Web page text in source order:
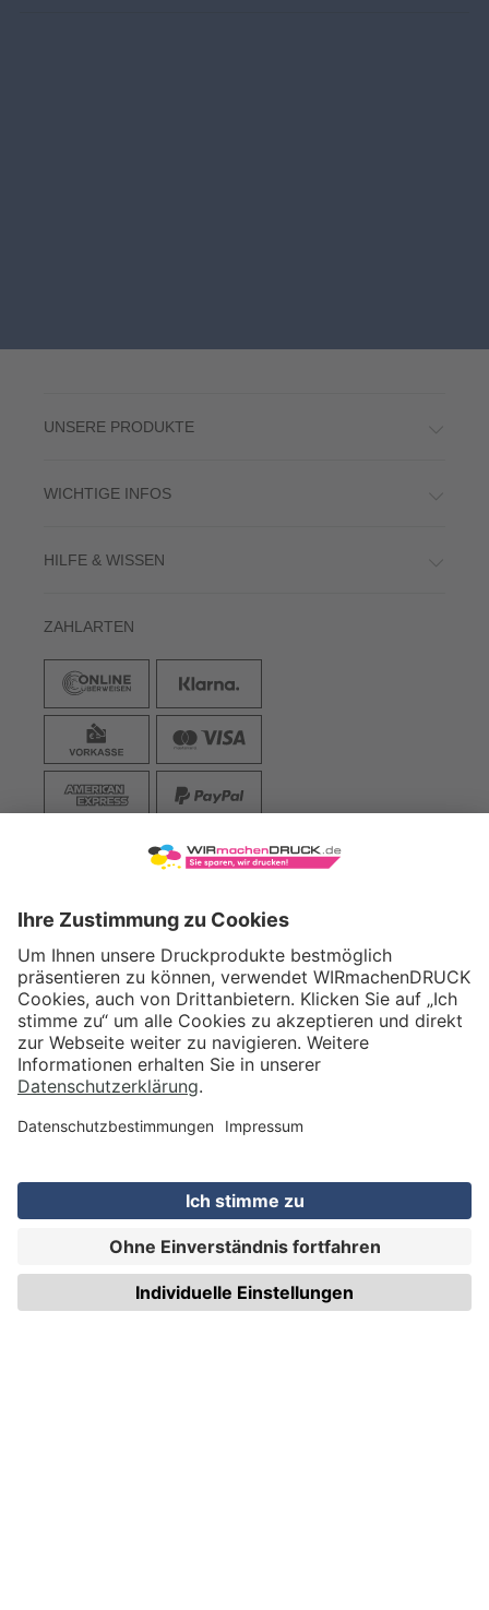
UNSERE PRODUKTE
WICHTIGE INFOS
HILFE & WISSEN
ZAHLARTEN
VERSAND
WIRmachenDRUCK GmbH
Illerstraße 15
71522 Backnang
Tel.: +49 (0) 711 995 982 - 20